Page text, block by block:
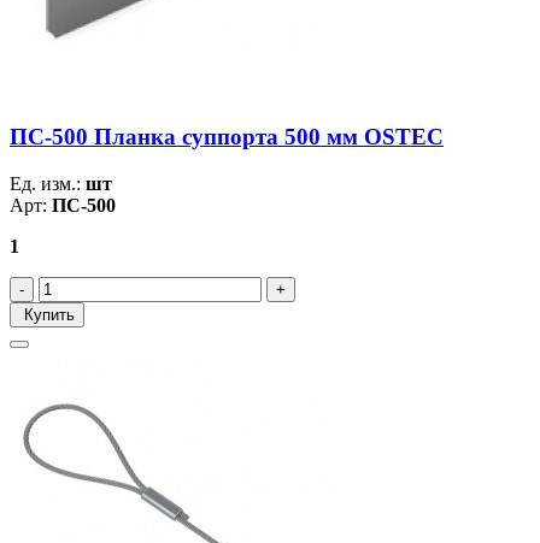
ПС-500 Планка суппорта 500 мм OSTEC
Ед. изм.: шт
Арт: ПС-500
1
Купить